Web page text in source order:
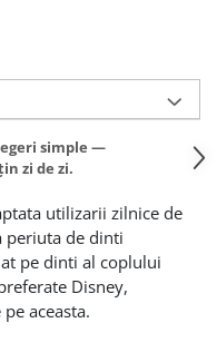
simple —
zi de zi.
utilizarii zilnice de
periuta de dinti
pe dinti al coplului
Disney,
aceasta.